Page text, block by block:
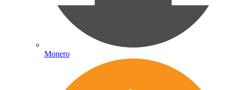
Monero